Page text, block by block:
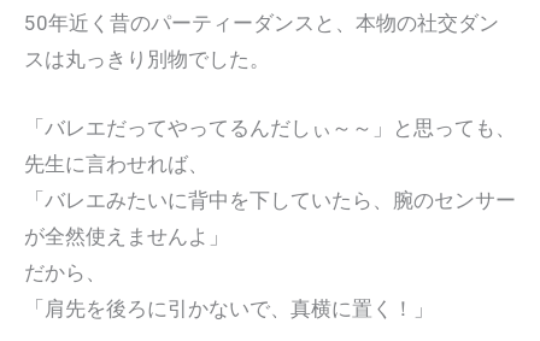
50年近く昔のパーティーダンスと、本物の社交ダン
スは丸っきり別物でした。
「バレエだってやってるんだしぃ～～」と思っても、
先生に言わせれば、
「バレエみたいに背中を下していたら、腕のセンサー
が全然使えませんよ」
だから、
「肩先を後ろに引かないで、真横に置く！」